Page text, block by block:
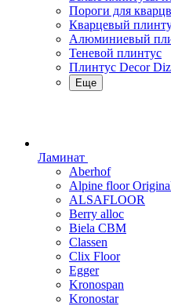
Пороги для
Кварцевый
Алюминиевый
Теневой плинтус
Плинтус Decor
Еще
Ламинат
Aberhof
Alpine floor
ALSAFLOOR
Berry alloc
Biela CBM
Classen
Clix Floor
Egger
Kronospan
Kronostar